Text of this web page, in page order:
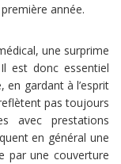
année.
une surprime
est donc essentiel
en gardant à l’esprit
pas toujours
avec prestations
en général une
par une couverture